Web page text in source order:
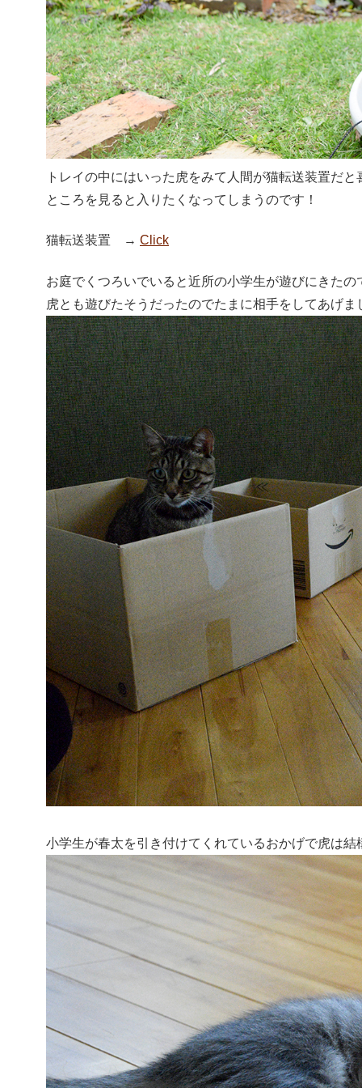
トレイの中にはいった虎をみて人間が猫転送装置だ
ところを見ると入りたくなってしまうのです！
猫転送装置 → Click
お庭でくつろいでいると近所の小学生が遊びにきた
虎とも遊びたそうだったのでたまに相手をしてあげま
小学生が春太を引き付けてくれているおかげで虎は結